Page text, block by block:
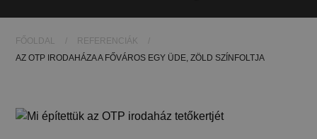
FŐOLDAL / REFERENCIÁK
/
AZ OTP IRODAHÁZA A FŐVÁROS EGY ÜDE, ZÖLD SZÍNFOLTJA